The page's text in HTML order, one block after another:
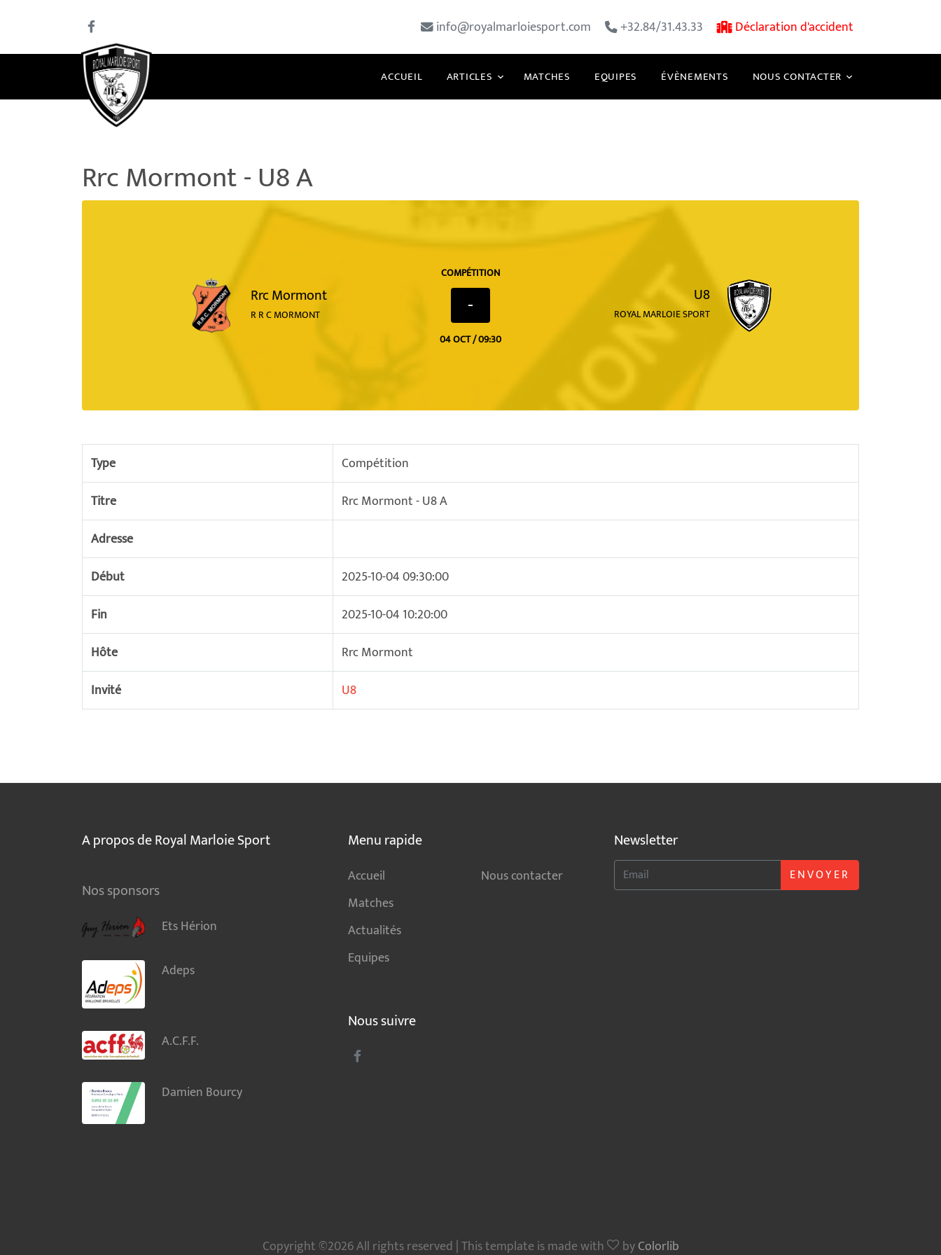
info@royalmarloiesport.com +32.84/31.43.33 Déclaration d'accident
ACCUEIL ARTICLES MATCHES EQUIPES ÉVÈNEMENTS NOUS CONTACTER
Rrc Mormont - U8 A
Rrc Mormont
R R C MORMONT
COMPÉTITION
-
04 OCT / 09:30
U8
ROYAL MARLOIE SPORT
Type
Compétition
Titre
Rrc Mormont - U8 A
Adresse
Début
2025-10-04 09:30:00
Fin
2025-10-04 10:20:00
Hôte
Rrc Mormont
Invité
U8
A propos de Royal Marloie Sport
Nos sponsors
Ets Hérion
Adeps
A.C.F.F.
Damien Bourcy
Menu rapide
Accueil
Matches
Actualités
Equipes
Nous contacter
Nous suivre
Newsletter
ENVOYER
Copyright ©2026 All rights reserved | This template is made with byColorlib